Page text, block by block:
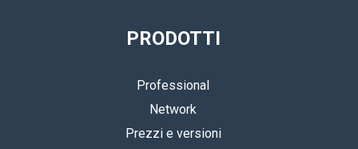
PRODOTTI
Professional
Network
Prezzi e versioni